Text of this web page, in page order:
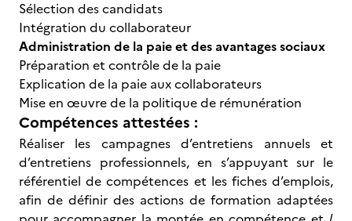
Sélection des candidats
Intégration du collaborateur
Administration de la paie et des avantages sociaux
Préparation et contrôle de la paie
Explication de la paie aux collaborateurs
Mise en œuvre de la politique de rémunération
Compétences attestées :
Réaliser les campagnes d’entretiens annuels et
d’entretiens professionnels, en s’appuyant sur le
référentiel de compétences et les fiches d’emplois,
afin de définir des actions de formation adaptées